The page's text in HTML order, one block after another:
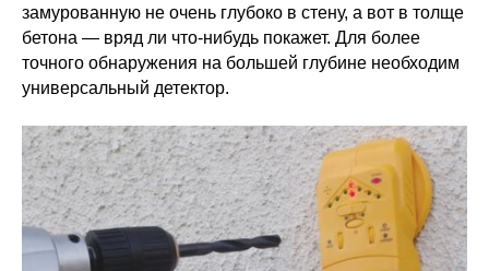
замурованную не очень глубоко в стену, а вот в толще
бетона — вряд ли что-нибудь покажет. Для более
точного обнаружения на большей глубине необходим
универсальный детектор.